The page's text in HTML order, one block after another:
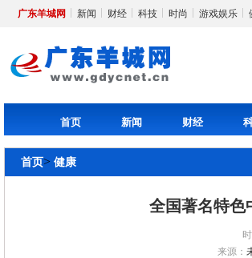
广东羊城网 新闻 财经 科技 时尚 游戏娱乐
首页 新闻 财经
首页> 健康
全国著名特
来源：